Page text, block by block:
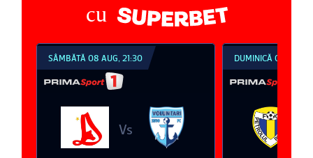
cu
SÂMBĂTĂ 08 AUG, 21:30
Vs
DUMINICĂ 09 AUG,